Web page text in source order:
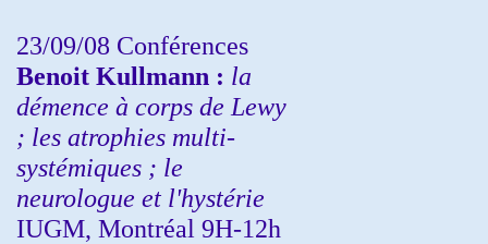
23/09/08 Conférences
Benoit Kullmann : la
démence à corps de Lewy
; les atrophies multi-
systémiques ; le
neurologue et l'hystérie
IUGM, Montréal 9H-12h